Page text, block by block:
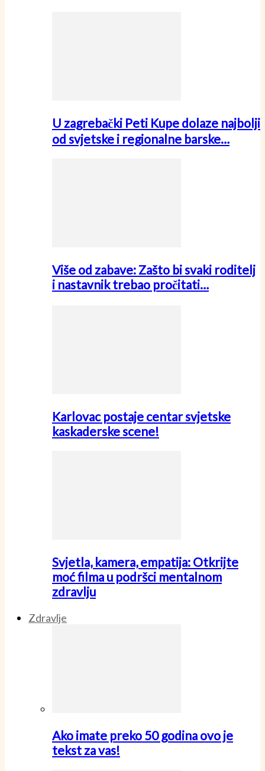
U zagrebački Peti Kupe dolaze najbolji
od svjetske i regionalne barske…
Više od zabave: Zašto bi svaki roditelj
i nastavnik trebao pročitati…
Karlovac postaje centar svjetske
kaskaderske scene!
Svjetla, kamera, empatija: Otkrijte
moć filma u podršci mentalnom
zdravlju
Zdravlje
Ako imate preko 50 godina ovo je
tekst za vas!